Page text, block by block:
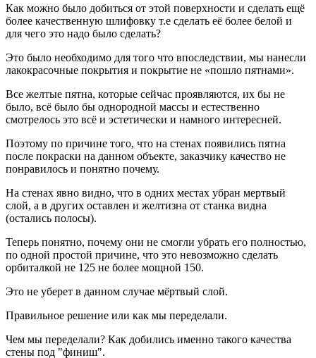
Как можно было добиться от этой поверхности и сделать ещё
более качественную шлифовку т.е сделать её более белой и
для чего это надо было сделать?
Это было необходимо для того что впоследствии, мы нанесли
лакокрасочные покрытия и покрытие не «пошло пятнами».
Все желтые пятна, которые сейчас проявляются, их бы не
было, всё было бы однородной массы и естественно
смотрелось это всё и эстетически и намного интересней.
Поэтому по причине того, что на стенах появились пятна
после покраски на данном объекте, заказчику качество не
понравилось и понятно почему.
На стенах явно видно, что в одних местах убран мертвый
слой, а в других оставлен и желтизна от станка видна
(остались полосы).
Теперь понятно, почему они не смогли убрать его полностью,
по одной простой причине, что это невозможно сделать
орбиталкой не 125 не более мощной 150.
Это не уберет в данном случае мёртвый слой.
Правильное решение или как мы переделали.
Чем мы переделали? Как добились именно такого качества
стены под "финиш".